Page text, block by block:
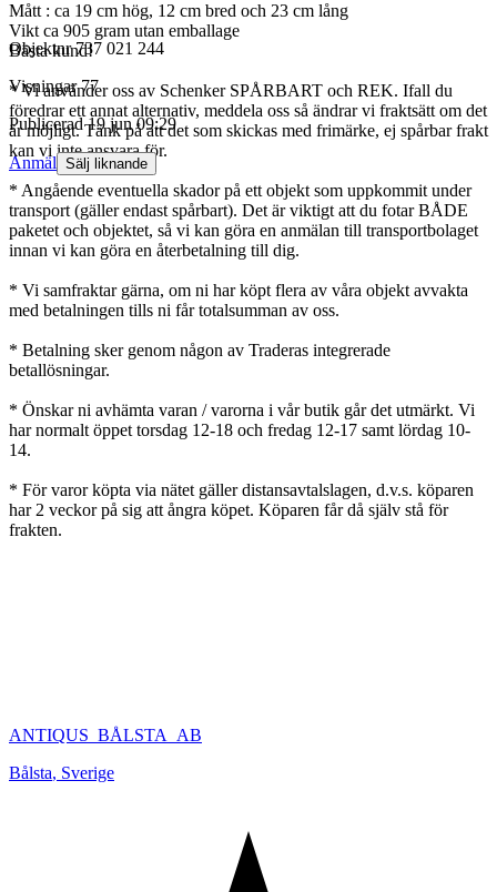
Mått : ca 19 cm hög, 12 cm bred och 23 cm lång
Vikt ca 905 gram utan emballage
Bästa kund!
* Vi använder oss av Schenker SPÅRBART och REK. Ifall du
föredrar ett annat alternativ, meddela oss så ändrar vi fraktsätt om det
är möjligt. Tänk på att det som skickas med frimärke, ej spårbar frakt
kan vi inte ansvara för.
* Angående eventuella skador på ett objekt som uppkommit under
transport (gäller endast spårbart). Det är viktigt att du fotar BÅDE
paketet och objektet, så vi kan göra en anmälan till transportbolaget
innan vi kan göra en återbetalning till dig.
* Vi samfraktar gärna, om ni har köpt flera av våra objekt avvakta
med betalningen tills ni får totalsumman av oss.
* Betalning sker genom någon av Traderas integrerade
betallösningar.
* Önskar ni avhämta varan / varorna i vår butik går det utmärkt. Vi
har normalt öppet torsdag 12-18 och fredag 12-17 samt lördag 10-
14.
* För varor köpta via nätet gäller distansavtalslagen, d.v.s. köparen
har 2 veckor på sig att ångra köpet. Köparen får då själv stå för
frakten.
Objektnr 737 021 244
Visningar 77
Publicerad 19 jun 09:29
Anmäl Sälj liknande
ANTIQUS_BÅLSTA_AB
Bålsta, Sverige